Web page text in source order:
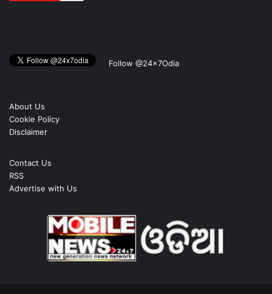
Follow @24x7Odia
About Us
Cookie Policy
Disclaimer
Contact Us
RSS
Advertise with Us